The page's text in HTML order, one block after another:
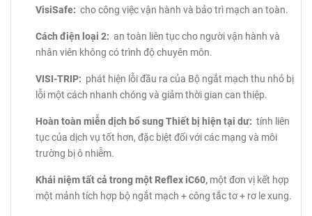
VisiSafe: cho công việc vận hành và bảo trì mạch an toàn.
Cách điện loại 2: an toàn liên tục cho người vận hành và
nhân viên không có trình độ chuyên môn.
VISI-TRIP: phát hiện lỗi đầu ra của Bộ ngắt mạch thu nhỏ bị
lỗi một cách nhanh chóng và giảm thời gian can thiệp.
Hoàn toàn miễn dịch bổ sung Thiết bị hiện tại dư: tính liên
tục của dịch vụ tốt hơn, đặc biệt đối với các mạng và môi
trường bị ô nhiễm.
Khái niệm tất cả trong một Reflex iC60, một đơn vị kết hợp
một mảnh tích hợp bộ ngắt mạch + công tắc tơ + rơ le xung.